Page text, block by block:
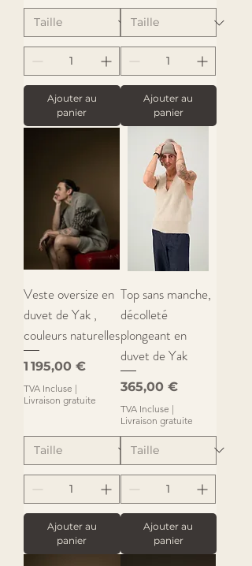
Ajouter au
panier
Ajouter au
panier
Veste oversize en
duvet de Yak ,
couleurs naturelles
Prix
1 195,00 €
TVA Incluse |
Livraison gratuite
Ajouter au
panier
Top sans manche,
décolleté
plongeant en
duvet de Yak
Prix
365,00 €
TVA Incluse |
Livraison gratuite
Ajouter au
panier